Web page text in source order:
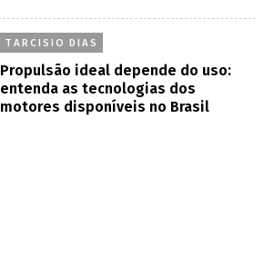
TARCISIO DIAS
Propulsão ideal depende do uso:
entenda as tecnologias dos
motores disponíveis no Brasil